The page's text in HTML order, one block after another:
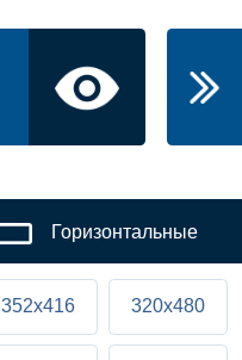
Горизонтальные
352x416 320x480